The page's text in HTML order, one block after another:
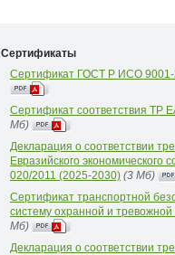
Сертификаты
Сертификат ГОСТ Р ИСО 9001-
Сертификат соответствия ТР
Mб)
Декларация о соответствии
Евразийского экономического
020/2011 (2025-2030) (3 Mб)
Сертификат транспортной
систему охранной и тревожной
Mб)
Декларация о соответствии